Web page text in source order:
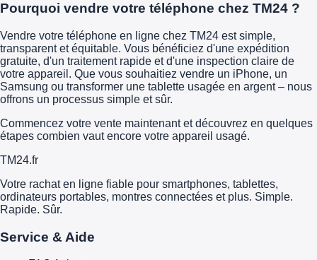
Pourquoi vendre votre téléphone chez TM24 ?
Vendre votre téléphone en ligne chez TM24 est simple,
transparent et équitable. Vous bénéficiez d'une expédition
gratuite, d'un traitement rapide et d'une inspection claire de
votre appareil. Que vous souhaitiez vendre un iPhone, un
Samsung ou transformer une tablette usagée en argent – nous
offrons un processus simple et sûr.
Commencez votre vente maintenant et découvrez en quelques
étapes combien vaut encore votre appareil usagé.
TM24.fr
Votre rachat en ligne fiable pour smartphones, tablettes,
ordinateurs portables, montres connectées et plus. Simple.
Rapide. Sûr.
Service & Aide